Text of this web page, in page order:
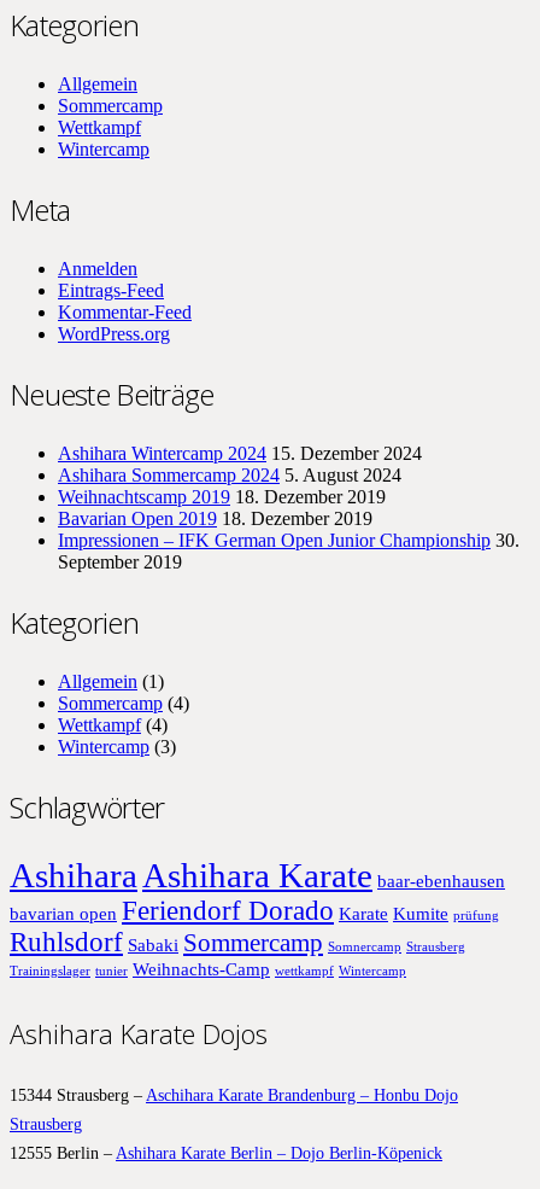
Kategorien
Allgemein
Sommercamp
Wettkampf
Wintercamp
Meta
Anmelden
Eintrags-Feed
Kommentar-Feed
WordPress.org
Neueste Beiträge
Ashihara Wintercamp 2024 15. Dezember 2024
Ashihara Sommercamp 2024 5. August 2024
Weihnachtscamp 2019 18. Dezember 2019
Bavarian Open 2019 18. Dezember 2019
Impressionen – IFK German Open Junior Championship 30.
September 2019
Kategorien
Allgemein (1)
Sommercamp (4)
Wettkampf(4)
Wintercamp (3)
Schlagwörter
Ashihara Ashihara Karate baar-ebenhausen
bavarian open Feriendorf Dorado Karate Kumite prüfung
Ruhlsdorf Sabaki Sommercamp Somnercamp Strausberg
Trainingslager tunier Weihnachts-Camp wettkampf Wintercamp
Ashihara Karate Dojos
15344 Strausberg –Aschihara Karate Brandenburg – Honbu Dojo
Strausberg
12555 Berlin –Ashihara Karate Berlin – Dojo Berlin-Köpenick